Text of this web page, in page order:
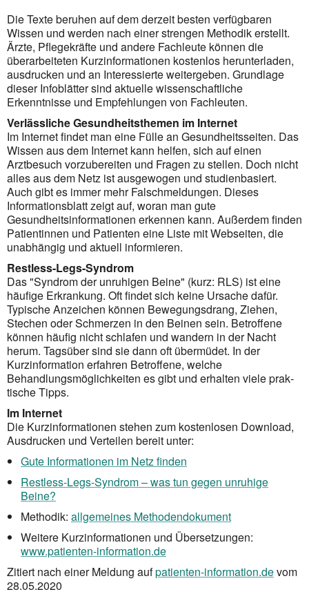
Die Texte beruhen auf dem derzeit besten verfügbaren
Wissen und werden nach einer strengen Methodik erstellt.
Ärzte, Pflegekräfte und andere Fachleute können die
überarbeiteten Kurzinformationen kostenlos herunterladen,
ausdrucken und an Interessierte weitergeben. Grundlage
dieser Infoblätter sind aktuelle wissenschaftliche
Erkenntnisse und Empfehlungen von Fachleuten.
Verlässliche Gesundheitsthemen im Internet
Im Internet findet man eine Fülle an Gesundheitsseiten. Das
Wissen aus dem Internet kann helfen, sich auf einen
Arztbesuch vorzubereiten und Fragen zu stellen. Doch nicht
alles aus dem Netz ist ausgewogen und studienbasiert.
Auch gibt es immer mehr Falschmeldungen. Dieses
Informationsblatt zeigt auf, woran man gute
Gesundheitsinformationen erkennen kann. Außerdem finden
Patientinnen und Patienten eine Liste mit Webseiten, die
unabhängig und aktuell informieren.
Restless-Legs-Syndrom
Das "Syndrom der unruhigen Beine" (kurz: RLS) ist eine
häufige Erkrankung. Oft findet sich keine Ursache dafür.
Typische Anzeichen können Bewegungsdrang, Ziehen,
Stechen oder Schmerzen in den Beinen sein. Betroffene
können häufig nicht schlafen und wandern in der Nacht
herum. Tagsüber sind sie dann oft übermüdet. In der
Kurzinformation erfahren Betroffene, welche
Behandlungsmöglichkeiten es gibt und erhalten viele prak­
tische Tipps.
Im Internet
Die Kurzinformationen stehen zum kostenlosen Download,
Ausdrucken und Verteilen bereit unter:
Gute Informationen im Netz finden
Restless-Legs-Syndrom – was tun gegen unruhige
Beine?
Methodik: allgemeines Methodendokument
Weitere Kurzinformationen und Übersetzungen:
www.patienten-information.de
Zitiert nach einer Meldung aufpatienten-information.devom
28.05.2020